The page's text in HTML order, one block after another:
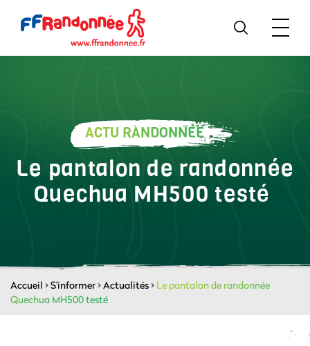
ACTU RANDONNÉE
Le pantalon de randonnée
Quechua MH500 testé
Accueil >S'informer>Actualités> Le pantalon de randonnée
Quechua MH500 testé